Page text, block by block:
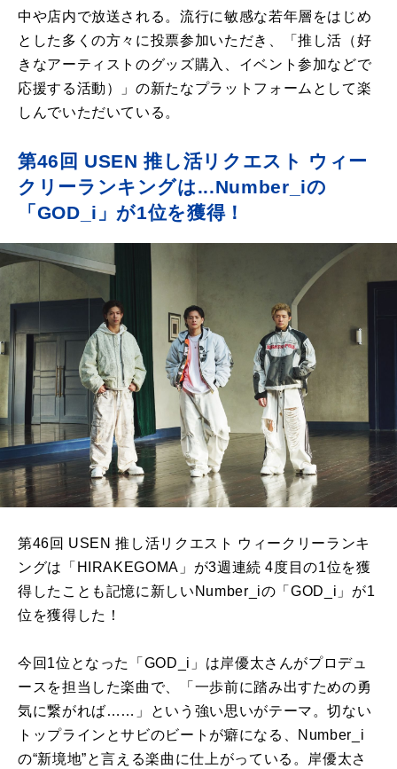
中や店内で放送される。流行に敏感な若年層をはじめ
とした多くの方々に投票参加いただき、「推し活（好
きなアーティストのグッズ購入、イベント参加などで
応援する活動）」の新たなプラットフォームとして楽
しんでいただいている。
第46回 USEN 推し活リクエスト ウィー
クリーランキングは...Number_iの
「GOD_i」が1位を獲得！
第46回 USEN 推し活リクエスト ウィークリーランキ
ングは「HIRAKEGOMA」が3週連続 4度目の1位を獲
得したことも記憶に新しいNumber_iの「GOD_i」が1
位を獲得した！
今回1位となった「GOD_i」は岸優太さんがプロデュ
ースを担当した楽曲で、「一歩前に踏み出すための勇
気に繋がれば……」という強い思いがテーマ。切ない
トップラインとサビのビートが癖になる、Number_i
の“新境地”と言える楽曲に仕上がっている。岸優太さ